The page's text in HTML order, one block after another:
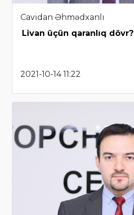
Cavidan Əhmədxanlı
Livan üçün qaranlıq dövr?
2021-10-14 11:22